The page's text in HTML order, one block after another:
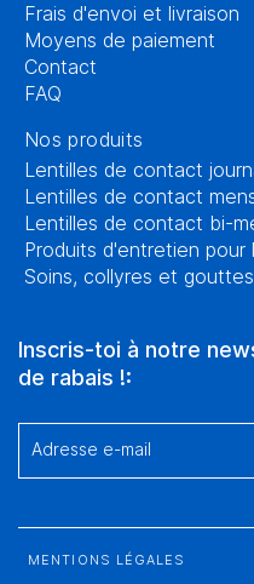
Frais d'envoi et livraison
Moyens de paiement
Contact
FAQ
Nos produits
Lentilles de contact
Lentilles de contact
Lentilles de contact bi-
Produits d'entretien pour
Soins, collyres et
Inscris-toi à notre
de rabais !:
Adresse e-mail
MENTIONS LÉGALES